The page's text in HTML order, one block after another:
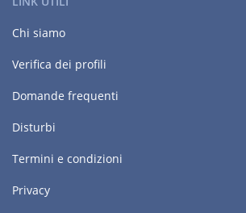
Chi siamo
Verifica dei profili
Domande frequenti
Disturbi
Termini e condizioni
Privacy